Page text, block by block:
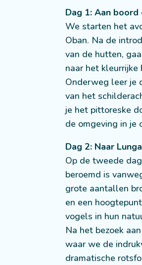
Dag 1: Aan
We starten het
Oban. Na de
van de hutten,
naar het
Onderweg leer je
van het
je het pittoreske
de omgeving in je
Dag 2: Naar
Op de tweede
beroemd is
grote aantallen
en een
vogels in hun
Na het bezoek
waar we de
dramatische